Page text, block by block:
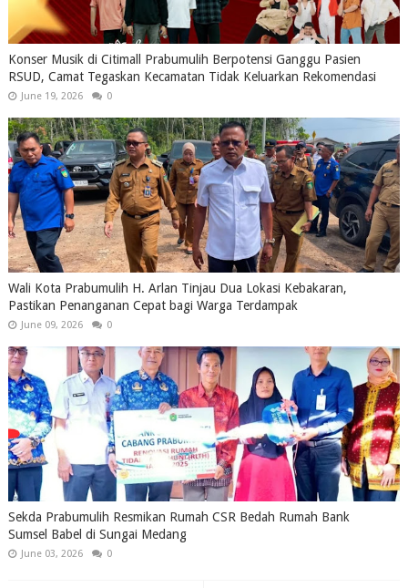
Konser Musik di Citimall Prabumulih Berpotensi Ganggu Pasien
RSUD, Camat Tegaskan Kecamatan Tidak Keluarkan Rekomendasi
June 19, 2026 0
Wali Kota Prabumulih H. Arlan Tinjau Dua Lokasi Kebakaran,
Pastikan Penanganan Cepat bagi Warga Terdampak
June 09, 2026 0
Sekda Prabumulih Resmikan Rumah CSR Bedah Rumah Bank
Sumsel Babel di Sungai Medang
June 03, 2026 0